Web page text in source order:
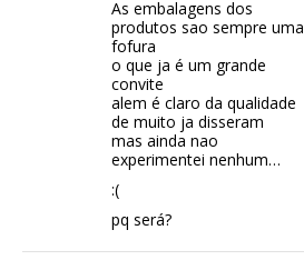
As embalagens dos
produtos sao sempre uma
fofura
o que ja é um grande
convite
alem é claro da qualidade
de muito ja disseram
mas ainda nao
experimentei nenhum…
:(
pq será?